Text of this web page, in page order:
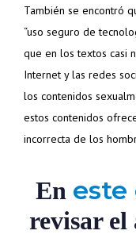
También se encontró
“uso seguro de
que en los textos casi
Internet y las redes
los contenidos
estos contenidos
incorrecta de los
En este
revisar el